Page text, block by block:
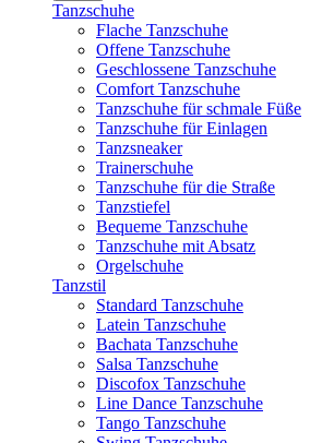
Tanzschuhe
Flache Tanzschuhe
Offene Tanzschuhe
Geschlossene Tanzschuhe
Comfort Tanzschuhe
Tanzschuhe für schmale Füße
Tanzschuhe für Einlagen
Tanzsneaker
Trainerschuhe
Tanzschuhe für die Straße
Tanzstiefel
Bequeme Tanzschuhe
Tanzschuhe mit Absatz
Orgelschuhe
Tanzstil
Standard Tanzschuhe
Latein Tanzschuhe
Bachata Tanzschuhe
Salsa Tanzschuhe
Discofox Tanzschuhe
Line Dance Tanzschuhe
Tango Tanzschuhe